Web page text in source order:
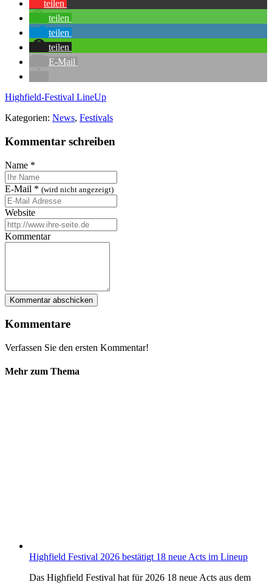
teilen
teilen
teilen
teilen
E-Mail
Highfield-Festival LineUp
Kategorien: News, Festivals
Kommentar schreiben
Name *
E-Mail * (wird nicht angezeigt)
Website
Kommentar
Kommentare
Verfassen Sie den ersten Kommentar!
Mehr zum Thema
Highfield Festival 2026 bestätigt 18 neue Acts im Lineup
Das Highfield Festival hat für 2026 18 neue Acts aus dem